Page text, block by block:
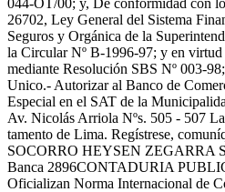
044-OT/00; y, De conformidad con
26702, Ley General del Sistema
Seguros y Orgánica de la
la Circular Nº B-1996-97; y en virtud
mediante Resolución SBS Nº 003-
Unico.- Autorizar al Banco de
Especial en el SAT de la
Av. Nicolás Arriola Nºs. 505 - 507
tamento de Lima. Regístrese,
SOCORRO HEYSEN ZEGARRA
Banca 2896CONTADURIA
Oficializan Norma Internacional de